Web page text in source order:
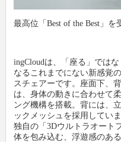
最高位「Best of the Best」を
ingCloudは、「座る」では
なるこれまでにない新感覚
スチェアーです。座面下、
は、身体の動きに合わせて
ング機構を搭載。背には、
ックメッシュを採用してい
独自の「3Dウルトラオート
体を包み込む、浮遊感のあ